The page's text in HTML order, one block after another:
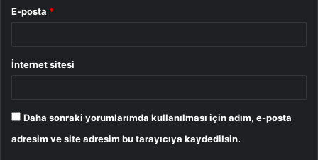
E-posta *
İnternet sitesi
Daha sonraki yorumlarımda kullanılması için adım, e-posta
adresim ve site adresim bu tarayıcıya kaydedilsin.